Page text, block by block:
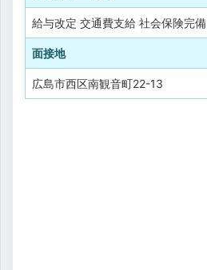
給与改定 交通費支給 社会保険完備
面接地
広島市西区南観音町22-13